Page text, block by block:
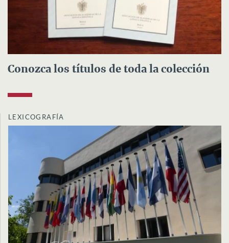
Conozca los títulos de toda la colección
LEXICOGRAFÍA